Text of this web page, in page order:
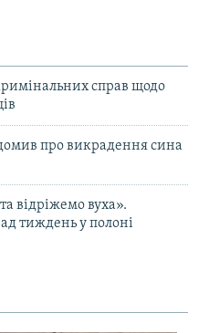
справ щодо
про викрадення сина
відріжемо вуха».
тиждень у полоні